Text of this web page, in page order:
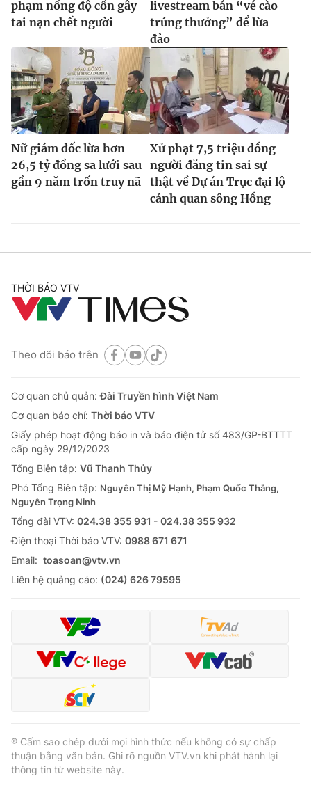
phạm nồng độ cồn gây
tai nạn chết người
livestream bán “vé cào
trúng thưởng” để lừa
đảo
Nữ giám đốc lừa hơn
26,5 tỷ đồng sa lưới sau
gần 9 năm trốn truy nã
Xử phạt 7,5 triệu đồng
người đăng tin sai sự
thật về Dự án Trục đại lộ
cảnh quan sông Hồng
THỜI BÁO VTV
Theo dõi báo trên
Cơ quan chủ quản:Đài Truyền hình Việt Nam
Cơ quan báo chí: Thời báo VTV
Giấy phép hoạt động báo in và báo điện tử số 483/GP-BTTTT
cấp ngày 29/12/2023
Tổng Biên tập: Vũ Thanh Thủy
Phó Tổng Biên tập: Nguyễn Thị Mỹ Hạnh, Phạm Quốc Thắng,
Nguyễn Trọng Ninh
Tổng đài VTV: 024.38 355 931 - 024.38 355 932
Ðiện thoại Thời báo VTV: 0988 671 671
Email: toasoan@vtv.vn
Liên hệ quảng cáo: (024) 626 79595
® Cấm sao chép dưới mọi hình thức nếu không có sự chấp
thuận bằng văn bản. Ghi rõ nguồn VTV.vn khi phát hành lại
thông tin từ website này.